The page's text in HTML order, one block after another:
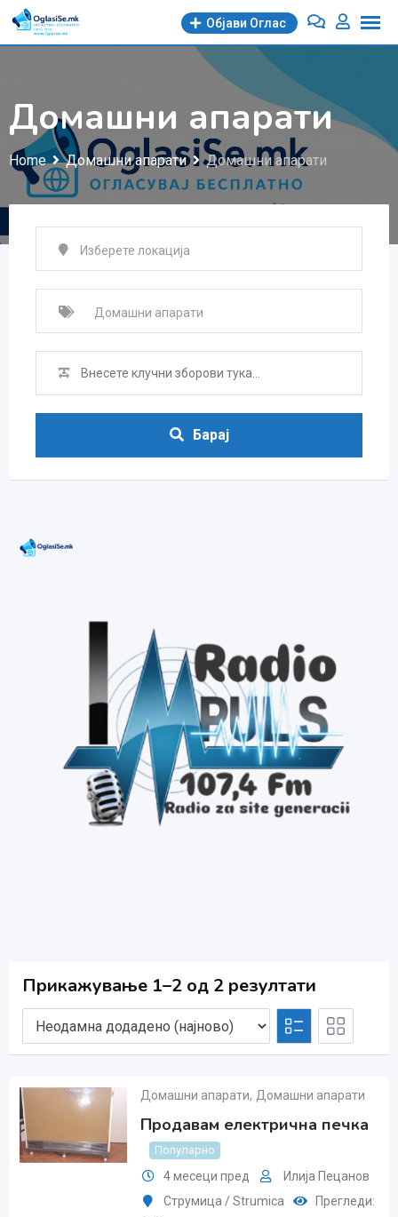
Skip
Објави Oглас
Домашни апарати
Home Домашни апарати Домашни апарати
Барај
Прикажување 1–2 од 2 резултати
Домашни апарати, Домашни апарати
Продавам електрична печка
Популарно
4 месеци пред
Илија Пецанов
Струмица / Strumica
Прегледи: